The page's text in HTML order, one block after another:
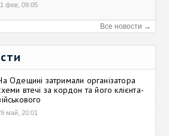
фев, 09:05
Все новости →
Одещині затримали організатора
втечі за кордон та його клієнта-
май, 20:01